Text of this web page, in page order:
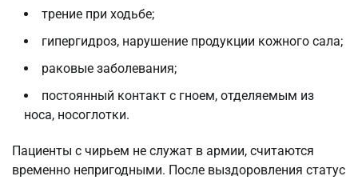
трение при ходьбе;
гипергидроз, нарушение продукции кожного сала;
раковые заболевания;
постоянный контакт с гноем, отделяемым из
носа, носоглотки.
Пациенты с чирьем не служат в армии, считаются
временно непригодными. После выздоровления статус